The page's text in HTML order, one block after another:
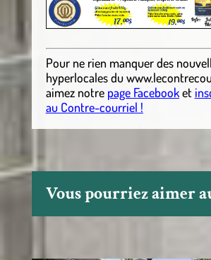
Pour ne rien manquer des
hyperlocalesdu
aimez notre page Facebooket
au Contre-courriel !
Vous pourriez aimer